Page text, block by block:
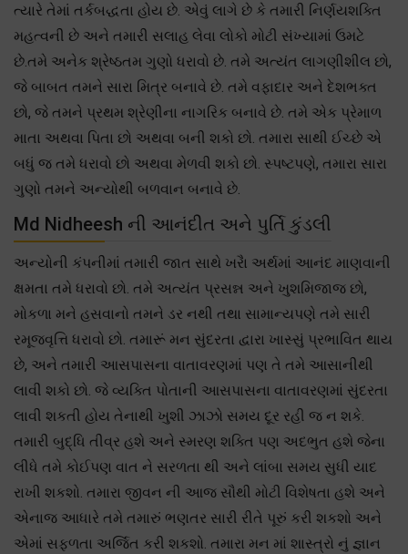
ત્યારે તેમાં તર્કબદ્ધતા હોય છે. એવું લાગે છે કે તમારી નિર્ણયશક્તિ
મહત્વની છે અને તમારી સલાહ લેવા લોકો મોટી સંખ્યામાં ઉમટે
છે.તમે અનેક શ્રેષ્ઠતમ ગુણો ધરાવો છે. તમે અત્યંત લાગણીશીલ છો,
જે બાબત તમને સારા મિત્ર બનાવે છે. તમે વફાદાર અને દેશભક્ત
છો, જે તમને પ્રથમ શ્રેણીના નાગરિક બનાવે છે. તમે એક પ્રેમાળ
માતા અથવા પિતા છો અથવા બની શકો છો. તમારા સાથી ઈચ્છે એ
બધું જ તમે ધરાવો છો અથવા મેળવી શકો છો. સ્પષ્ટપણે, તમારા સારા
ગુણો તમને અન્યોથી બળવાન બનાવે છે.
Md Nidheesh ની આનંદીત અને પુર્તિ કુંડલી
અન્યોની કંપનીમાં તમારી જાત સાથે ખરૈા અર્થમાં આનંદ માણવાની
ક્ષમતા તમે ધરાવો છો. તમે અત્યંત પ્રસન્ન અને ખુશમિજાજ છો,
મોકળા મને હસવાનો તમને ડર નથી તથા સામાન્યપણે તમે સારી
રમૂજવૃત્તિ ધરાવો છો. તમારૂં મન સુંદરતા દ્વારા ખાસ્સું પ્રભાવિત થાય
છે, અને તમારી આસપાસના વાતાવરણમાં પણ તે તમે આસાનીથી
લાવી શકો છો. જે વ્યક્તિ પોતાની આસપાસના વાતાવરણમાં સુંદરતા
લાવી શકતી હોય તેનાથી ખુશી ઝાઝો સમય દૂર રહી જ ન શકે.
તમારી બુદ્ધિ તીવ્ર હશે અને સ્મરણ શક્તિ પણ અદભુત હશે જેના
લીધે તમે કોઈપણ વાત ને સરળતા થી અને લાંબા સમય સુધી યાદ
રાખી શકશો. તમારા જીવન ની આજ સૌથી મોટી વિશેષતા હશે અને
એનાજ આધારે તમે તમારું ભણતર સારી રીતે પૂરું કરી શકશો અને
એમાં સફળતા અર્જિત કરી શકશો. તમારા મન માં શાસ્ત્રો નું જ્ઞાન